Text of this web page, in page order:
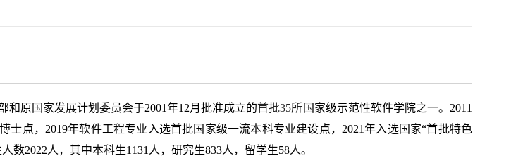
和原国家发展计划委员会于2001年12月批准成立的首批35所 国家级示范性软件学院之一。 2011
士点，2019年软件工程专业入选首批国家级一流本科专业建设点，2021年入选国家“首批特色
人数2022人，其中本科生1131人，研究生833人，留学生58人。